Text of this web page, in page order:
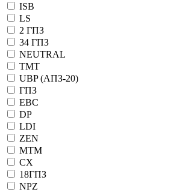
ISB
LS
2 ГПЗ
34 ГПЗ
NEUTRAL
TMT
UBP (АПЗ-20)
ГПЗ
EBC
DP
LDI
ZEN
MTM
CX
18ГПЗ
NPZ